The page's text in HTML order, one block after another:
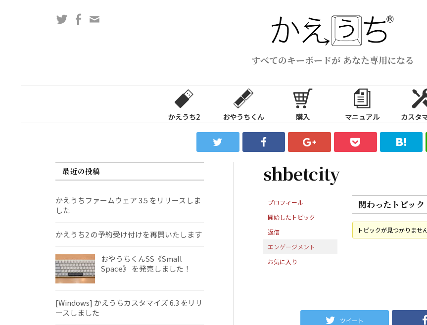
ス
すべてのキーボードが あなた専用になる
TwitterFacebook
かえうち2 おやうちくん 購入 マニュアル カスタ
shbetcity
プロフィール
開始したトピック
返信
エンゲージメント
お気に入り
関わったトピック
トピックが見つかりませ
ツイート
最近の投稿
かえうちファームウェア 3.5 をリリースしま
した
かえうち2 の予約受け付けを再開いたします
おやうちくんSS《Small
Space》 を発売しました！
[Windows] かえうちカスタマイズ 6.3 をリリ
ースしました